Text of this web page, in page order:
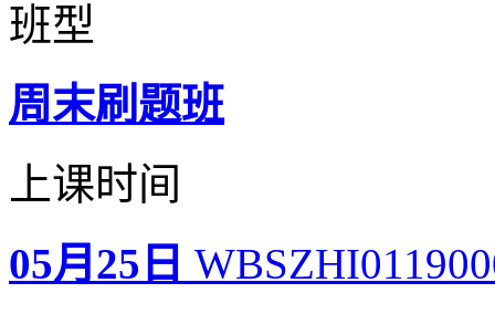
班型
周末刷题班
上课时间
05月25日